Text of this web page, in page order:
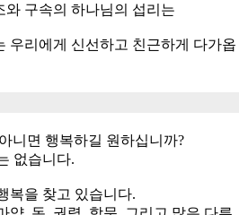
와 구속의 하나님의 섭리는
우리에게 신선하고 친근하게 다가옵
니면 행복하길 원하십니까?
없습니다.
복을 찾고 있습니다.